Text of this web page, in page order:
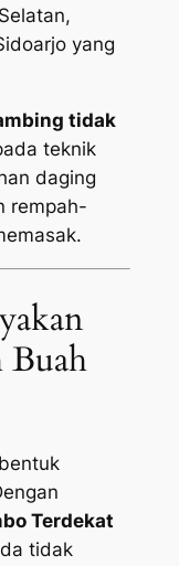
yang
tidak
teknik
daging
rempah-
Buah
Terdekat
tidak